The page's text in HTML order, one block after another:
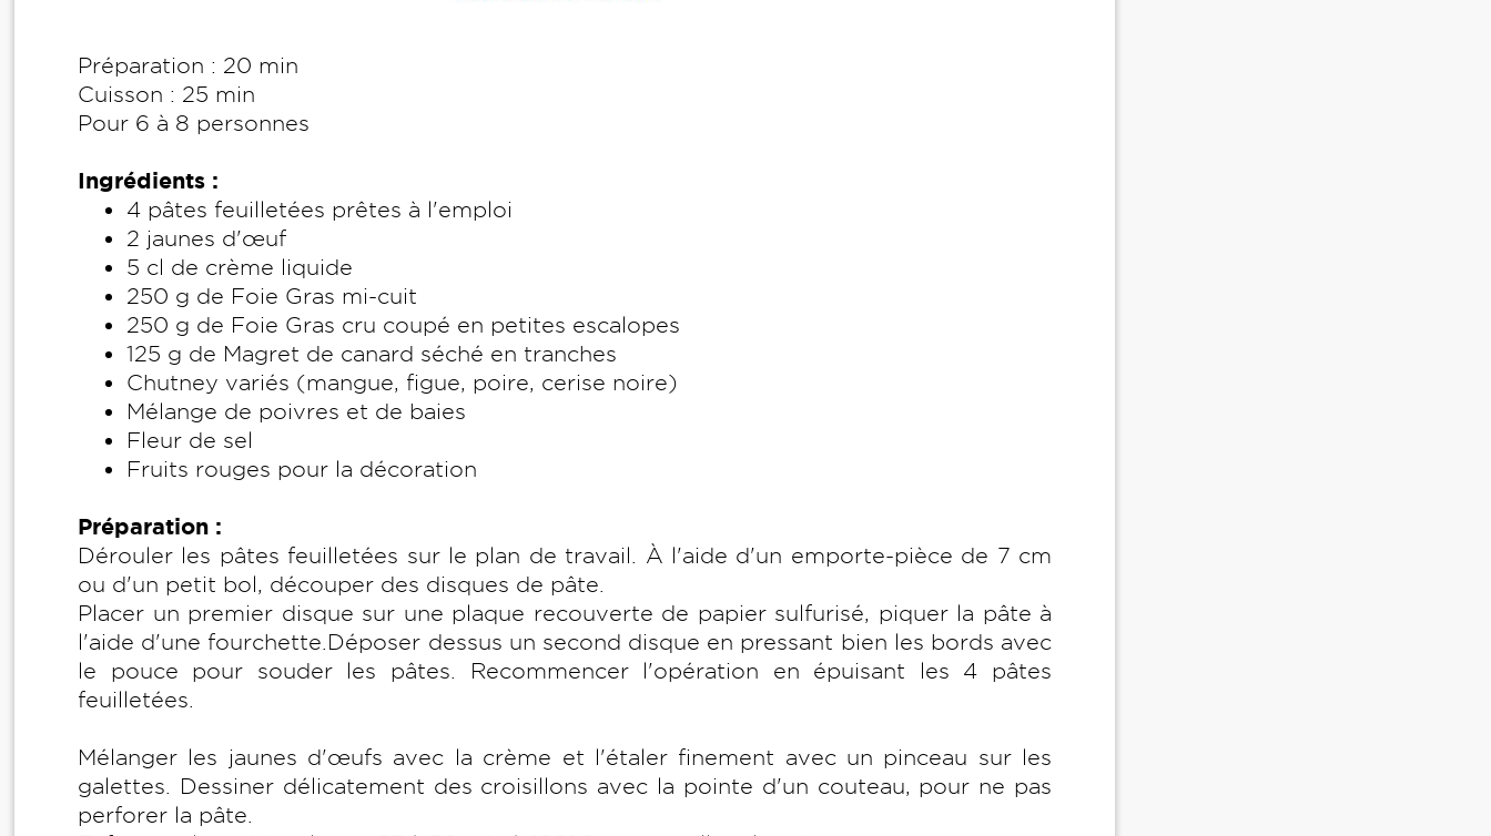
Préparation : 20 min
Cuisson : 25 min
Pour 6 à 8 personnes
Ingrédients :
4 pâtes feuilletées prêtes à l'emploi
2 jaunes d'œuf
5 cl de crème liquide
250 g de Foie Gras mi-cuit
250 g de Foie Gras cru coupé en petites escalopes
125 g de Magret de canard séché en tranches
Chutney variés (mangue, figue, poire, cerise noire)
Mélange de poivres et de baies
Fleur de sel
Fruits rouges pour la décoration
Préparation :
Dérouler les pâtes feuilletées sur le plan de travail. À l'aide d'un emporte-pièce de 7 cm
ou d'un petit bol, découper des disques de pâte.
Placer un premier disque sur une plaque recouverte de papier sulfurisé, piquer la pâte à
l'aide d'une fourchette.Déposer dessus un second disque en pressant bien les bords avec
le pouce pour souder les pâtes. Recommencer l'opération en épuisant les 4 pâtes
feuilletées.
Mélanger les jaunes d'œufs avec la crème et l'étaler finement avec un pinceau sur les
galettes. Dessiner délicatement des croisillons avec la pointe d'un couteau, pour ne pas
perforer la pâte.